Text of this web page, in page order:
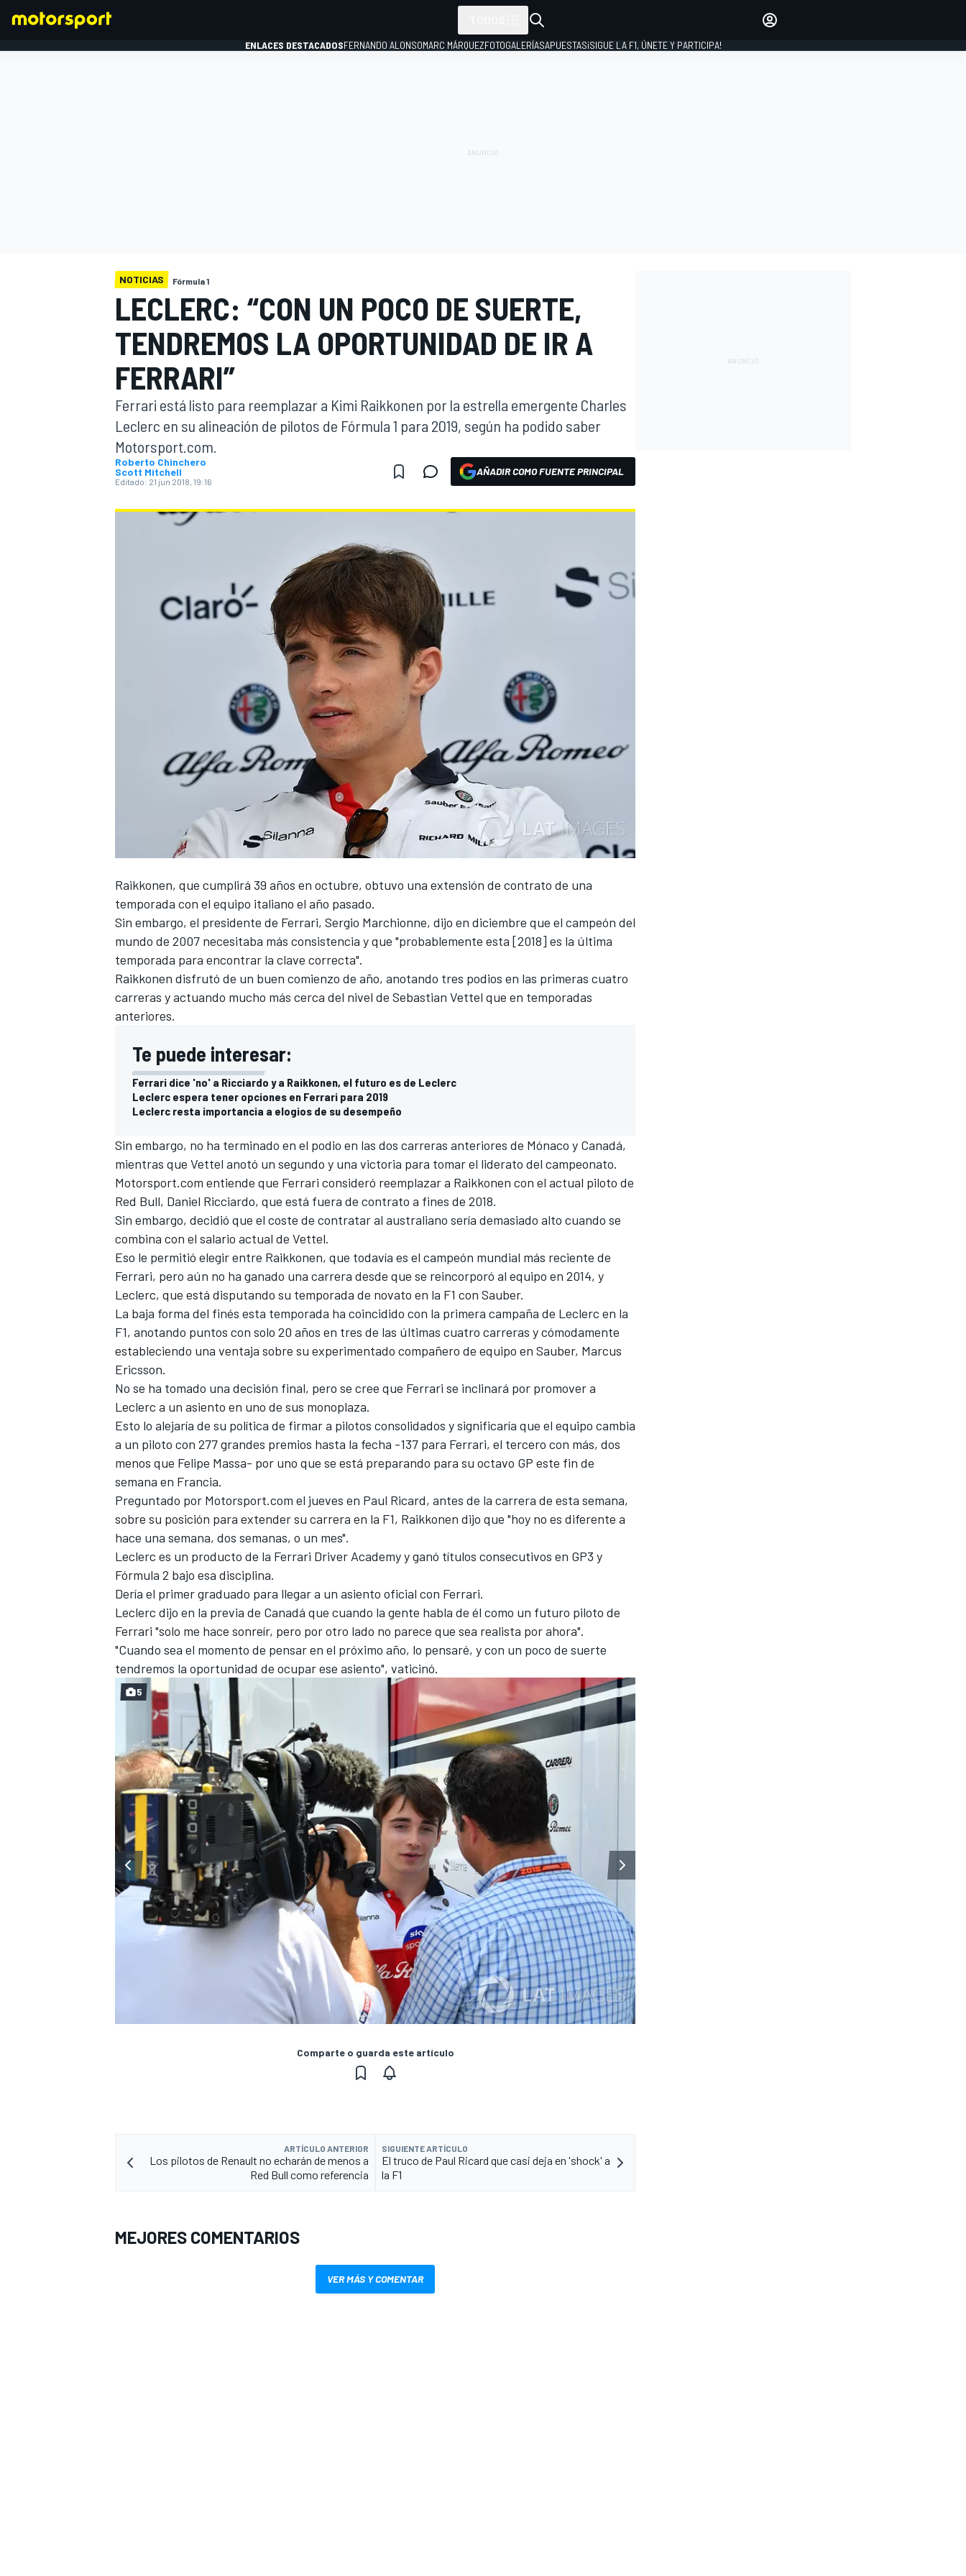
FÓRMULA E
MÁS CATEGORÍAS
ENLACES DESTACADOSFERNANDO ALONSOMARC MÁRQUEZFOTOGALERÍASAPUESTAS¡SIGUE LA F1, ÚNETE Y PARTICIPA!
NOTICIAS Fórmula 1
LECLERC: “CON UN POCO DE SUERTE,
TENDREMOS LA OPORTUNIDAD DE IR A
FERRARI”
Ferrari está listo para reemplazar a Kimi Raikkonen por la estrella emergente Charles
Leclerc en su alineación de pilotos de Fórmula 1 para 2019, según ha podido saber
Motorsport.com.
Roberto Chinchero
Scott Mitchell
Editado: 21 jun 2018, 19:16
AÑADIR COMO FUENTE PRINCIPAL
Raikkonen, que cumplirá 39 años en octubre, obtuvo una extensión de contrato de una
temporada con el equipo italiano el año pasado.
Sin embargo, el presidente de Ferrari, Sergio Marchionne, dijo en diciembre que el campeón del
mundo de 2007 necesitaba más consistencia y que "probablemente esta [2018] es la última
temporada para encontrar la clave correcta".
Raikkonen disfrutó de un buen comienzo de año, anotando tres podios en las primeras cuatro
carreras y actuando mucho más cerca del nivel de Sebastian Vettel que en temporadas
anteriores.
Te puede interesar:
Ferrari dice 'no' a Ricciardo y a Raikkonen, el futuro es de Leclerc
Leclerc espera tener opciones en Ferrari para 2019
Leclerc resta importancia a elogios de su desempeño
Sin embargo, no ha terminado en el podio en las dos carreras anteriores de Mónaco y Canadá,
mientras que Vettel anotó un segundo y una victoria para tomar el liderato del campeonato.
Motorsport.com entiende que Ferrari consideró reemplazar a Raikkonen con el actual piloto de
Red Bull, Daniel Ricciardo, que está fuera de contrato a fines de 2018.
Sin embargo, decidió que el coste de contratar al australiano sería demasiado alto cuando se
combina con el salario actual de Vettel.
Eso le permitió elegir entre Raikkonen, que todavía es el campeón mundial más reciente de
Ferrari, pero aún no ha ganado una carrera desde que se reincorporó al equipo en 2014, y
Leclerc, que está disputando su temporada de novato en la F1 con Sauber.
La baja forma del finés esta temporada ha coincidido con la primera campaña de Leclerc en la
F1, anotando puntos con solo 20 años en tres de las últimas cuatro carreras y cómodamente
estableciendo una ventaja sobre su experimentado compañero de equipo en Sauber, Marcus
Ericsson.
No se ha tomado una decisión final, pero se cree que Ferrari se inclinará por promover a
Leclerc a un asiento en uno de sus monoplaza.
Esto lo alejaría de su política de firmar a pilotos consolidados y significaría que el equipo cambia
a un piloto con 277 grandes premios hasta la fecha -137 para Ferrari, el tercero con más, dos
menos que Felipe Massa- por uno que se está preparando para su octavo GP este fin de
semana en Francia.
Preguntado por Motorsport.com el jueves en Paul Ricard, antes de la carrera de esta semana,
sobre su posición para extender su carrera en la F1, Raikkonen dijo que "hoy no es diferente a
hace una semana, dos semanas, o un mes".
Leclerc es un producto de la Ferrari Driver Academyy ganó títulos consecutivos en GP3 y
Fórmula 2 bajo esa disciplina.
Dería el primer graduado para llegar a un asiento oficial con Ferrari.
Leclerc dijo en la previa de Canadá que cuando la gente habla de él como un futuro piloto de
Ferrari "solo me hace sonreír, pero por otro lado no parece que sea realista por ahora".
"Cuando sea el momento de pensar en el próximo año, lo pensaré, y con un poco de suerte
tendremos la oportunidad de ocupar ese asiento", vaticinó.
5
Comparte o guarda este artículo
ARTÍCULO ANTERIOR
Los pilotos de Renault no echarán de menos a
Red Bull como referencia
SIGUIENTE ARTÍCULO
El truco de Paul Ricard que casi deja en 'shock' a
la F1
MEJORES COMENTARIOS
VER MÁS Y COMENTAR